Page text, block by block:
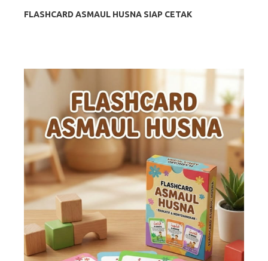
FLASHCARD ASMAUL HUSNA SIAP CETAK